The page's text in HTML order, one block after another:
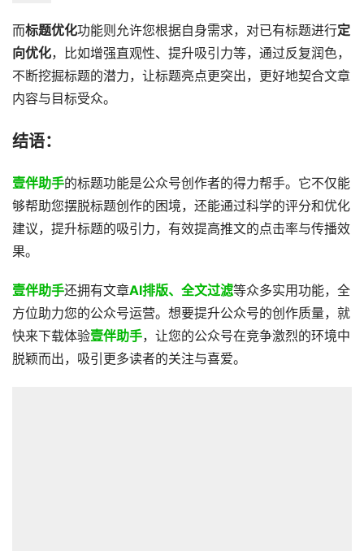
而标题优化功能则允许您根据自身需求，对已有标题进行定
向优化，比如增强直观性、提升吸引力等，通过反复润色，
不断挖掘标题的潜力，让标题亮点更突出，更好地契合文章
内容与目标受众。
结语：
壹伴助手的标题功能是公众号创作者的得力帮手。它不仅能
够帮助您摆脱标题创作的困境，还能通过科学的评分和优化
建议，提升标题的吸引力，有效提高推文的点击率与传播效
果。
壹伴助手还拥有文章AI排版、全文过滤等众多实用功能，全
方位助力您的公众号运营。想要提升公众号的创作质量，就
快来下载体验壹伴助手，让您的公众号在竞争激烈的环境中
脱颖而出，吸引更多读者的关注与喜爱。